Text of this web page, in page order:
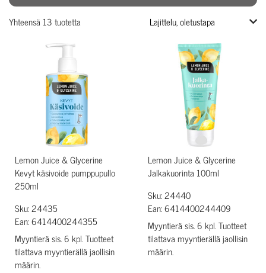
Yhteensä 13 tuotetta
Lemon Juice & Glycerine
Kevyt käsivoide pumppupullo
250ml
Sku: 24435
Ean: 6414400244355
Myyntierä sis. 6 kpl. Tuotteet
tilattava myyntierällä jaollisin
määrin.
Lemon Juice & Glycerine
Jalkakuorinta 100ml
Sku: 24440
Ean: 6414400244409
Myyntierä sis. 6 kpl. Tuotteet
tilattava myyntierällä jaollisin
määrin.